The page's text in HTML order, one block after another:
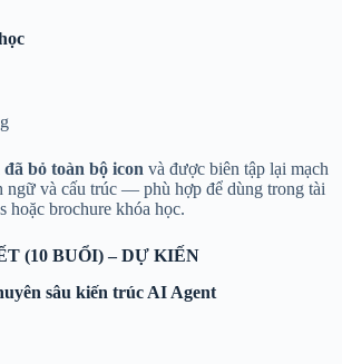
đã bỏ toàn bộ icon và được biên tập lại mạch
ngữ và cấu trúc — phù hợp để dùng trong tài
hoặc brochure khóa học.
(10 BUỔI) – DỰ KIẾN
sâu kiến trúc AI Agent